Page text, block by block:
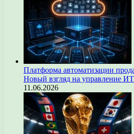
Платформа автоматизации
Новый взгляд на управление
11.06.2026